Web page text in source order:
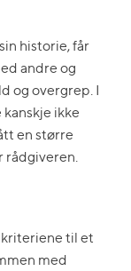
historie, får
andre og
og overgrep. I
ikke
en større
rådgiveren.
til et
med